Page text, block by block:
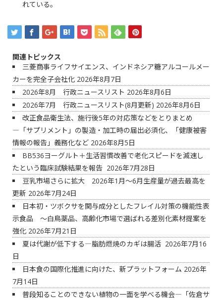
れている。
関連トピックス
三菱商事ライフサイエンス、インドネシア糖アルコールメー
カーを完全子会社化 2026年8月7日
2026年8月 行政ニュースリスト 2026年8月6日
2026年7月 行政ニュースリスト(8月更新) 2026年8月6日
改正食品衛生法、施行後5年の対応策などをとりまとめ
―「サプリメント」の製造・加工時の届出必須化、「健康被害
情報の報告」義務化など 2026年8月5日
BB536ヨーグルト＋生活習慣改善で老化スピードを減速し
たという臨床試験結果を報告 2026年7月28日
豆乳市場さらに拡大 2026年1月～6月生産量が過去最高を
更新 2026年7月24日
日本初・ツボクサを関与成分としたフレイル対策の機能性表
示食品 ～白鳥薬品、高齢化市場で選ばれる差別化素材提案を
強化 2026年7月21日
夏は代謝が低下する―脂肪燃焼のカギは腸活 2026年7月16
日
日本食の国際化推進に向けた、新プラットフォーム 2026年
7月14日
普段知ることのできない植物の一面を学べる機会―「佐倉サ